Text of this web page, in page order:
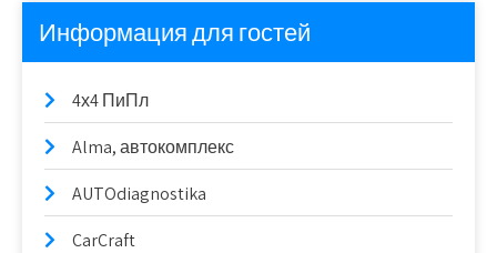
Информация для гостей
4х4 ПиПл
Alma, автокомплекс
AUTOdiagnostika
CarCraft